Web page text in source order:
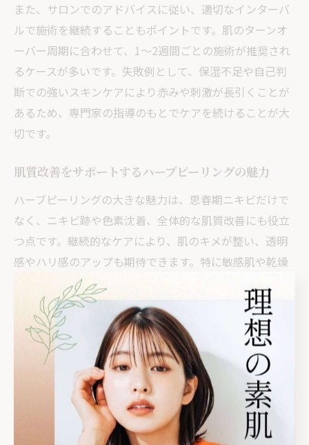
また、サロンでのアドバイスに従い、適切なインターバ
ルで施術を継続することもポイントです。肌のターンオ
ーバー周期に合わせて、1～2週間ごとの施術が推奨され
るケースが多いです。失敗例として、保湿不足や自己判
断での強いスキンケアにより赤みや刺激が長引くことが
あるため、専門家の指導のもとでケアを続けることが大
切です。
肌質改善をサポートするハーブピーリングの魅力
ハーブピーリングの大きな魅力は、思春期ニキビだけで
なく、ニキビ跡や色素沈着、全体的な肌質改善にも役立
つ点です。継続的なケアにより、肌のキメが整い、透明
感やハリ感のアップも期待できます。特に敏感肌や乾燥
肌の方からも「負担なく続けられる」という評価が多く
寄せられています。
年代や肌悩みに応じて施術内容を調整できるため、10代
から大人世代まで幅広く対応可能です。注意点として、
体調不良やアレルギーがある場合は事前に相談し、無理
な施術は控えましょう。専門サロンでのカウンセリング
を通じて、自分に合ったケア方法を見つけることが、肌
質改善への近道です。